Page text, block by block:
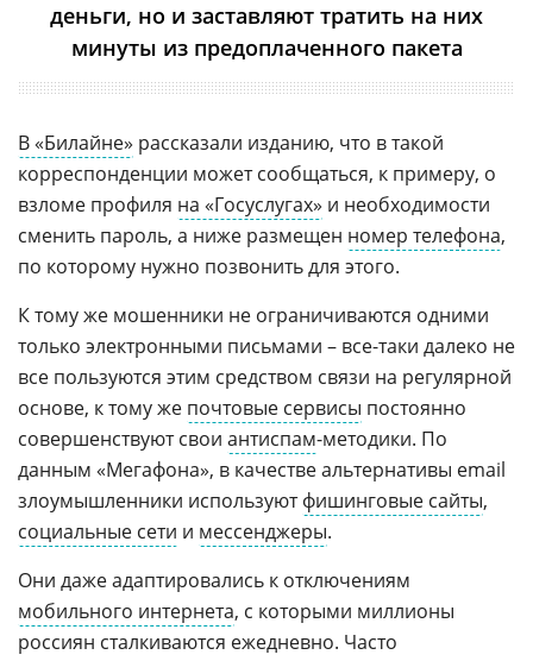
деньги, но и заставляют тратить на них
минуты из предоплаченного пакета
В «Билайне» рассказали изданию, что в такой
корреспонденции может сообщаться, к примеру, о
взломе профиля на «Госуслугах» и необходимости
сменить пароль, а ниже размещен номер телефона,
по которому нужно позвонить для этого.
К тому же мошенники не ограничиваются одними
только электронными письмами – все-таки далеко не
все пользуются этим средством связи на регулярной
основе, к тому же почтовые сервисы постоянно
совершенствуют свои антиспам-методики. По
данным «Мегафона», в качестве альтернативы email
злоумышленники используютфишинговые сайты,
социальные сети и мессенджеры.
Они даже адаптировались к отключениям
мобильного интернета, с которыми миллионы
россиян сталкиваются ежедневно. Часто